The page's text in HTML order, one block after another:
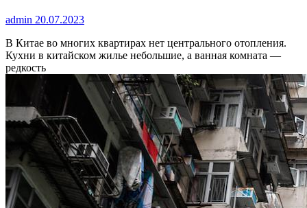
admin 20.07.2023
В Китае во многих квартирах нет центрального отопления.
Кухни в китайском жилье небольшие, а ванная комната —
редкость